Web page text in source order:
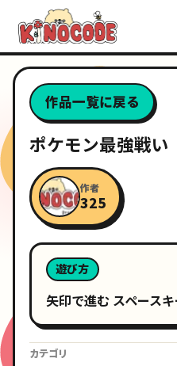
作品一覧に戻る
ポケモン最強戦い
作者
325
遊び方
矢印で進む スペース
カテゴリ